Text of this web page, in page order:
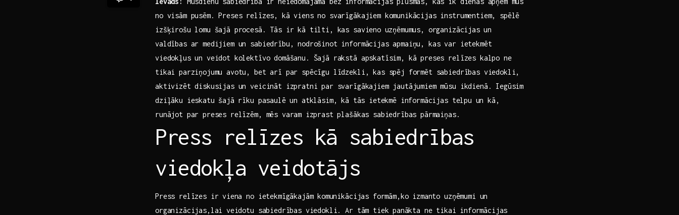
no visām pusēm. Preses ‍relīzes, kā viens no‌ svarīgākajiem komunikācijas instrumentiem, spēlē
izšķirošu ​lomu šajā procesā.​ Tās ir kā tilti, kas savieno⁣ uzņēmumus, organizācijas ⁢un
valdības ar medijiem un ​sabiedrību, nodrošinot informācijas‌ apmaiņu, kas ​var ietekmēt
viedokļus un veidot kolektīvo domāšanu. Šajā rakstā apskatīsim, kā preses relīzes kalpo ne
tikai parziņojumu ‌avotu, bet arī par spēcīgu līdzekli, kas spēj formēt sabiedrības viedokli,
aktivizēt diskusijas un veicināt izpratni par‍ svarīgākajiem jautājumiem mūsu ikdienā. Iegūsim
dziļāku ieskatu šajā ⁤rīku pasaulē un atklāsim, kā ⁢tās ietekmē informācijas telpu ⁣un kā,
‍runājot par preses relīzēm, mēs varam⁣ izprast plašākas sabiedrības pārmaiņas.
Press relīzes kā sabiedrības
viedokļa veidotājs
Press relīzes ir ⁣viena no ietekmīgākajām ⁣komunikācijas formām,ko izmanto uzņēmumi un
organizācijas,lai⁣ veidotu ​sabiedrības viedokli. Ar tām tiek⁤ panākta ne ⁤tikai informācijas